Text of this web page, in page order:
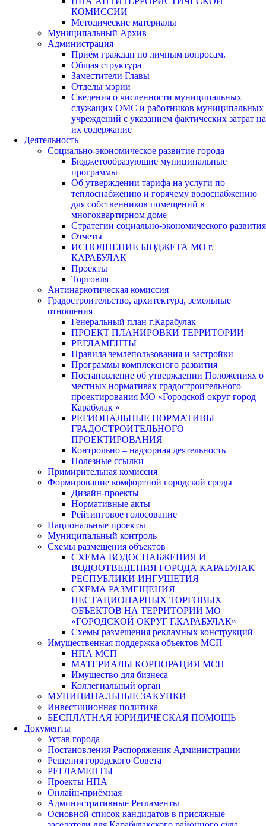
КОМИССИИ
Методические материалы
Муниципальный Архив
Администрация
Приём граждан по личным вопросам.
Общая структура
Заместители Главы
Отделы мэрии
Сведения о численности муниципальных
служащих ОМС и работников муниципальных
учреждений с указанием фактических затрат на
их содержание
Деятельность
Социально-экономическое развитие города
Бюджетообразующие муниципальные
программы
Об утверждении тарифа на услуги по
теплоснабжению и горячему водоснабжению
для собственников помещений в
многоквартирном доме
Стратегии социально-экономического развития
Отчеты
ИСПОЛНЕНИЕ БЮДЖЕТА МО г.
КАРАБУЛАК
Проекты
Торговля
Антинаркотическая комиссия
Градостроительство, архитектура, земельные
отношения
Генеральный план г.Карабулак
ПРОЕКТ ПЛАНИРОВКИ ТЕРРИТОРИИ
РЕГЛАМЕНТЫ
Правила землепользования и застройки
Программы комплексного развития
Постановление об утверждении Положениях о
местных нормативах градостроительного
проектирования МО «Городской округ город
Карабулак «
РЕГИОНАЛЬНЫЕ НОРМАТИВЫ
ГРАДОСТРОИТЕЛЬНОГО
ПРОЕКТИРОВАНИЯ
Контрольно – надзорная деятельность
Полезные ссылки
Примирительная комиссия
Формирование комфортной городской среды
Дизайн-проекты
Нормативные акты
Рейтинговое голосование
Национальные проекты
Муниципальный контроль
Схемы размещения объектов
СХЕМА ВОДОСНАБЖЕНИЯ И
ВОДООТВЕДЕНИЯ ГОРОДА КАРАБУЛАК
РЕСПУБЛИКИ ИНГУШЕТИЯ
СХЕМА РАЗМЕЩЕНИЯ
НЕСТАЦИОНАРНЫХ ТОРГОВЫХ
ОБЪЕКТОВ НА ТЕРРИТОРИИ МО
«ГОРОДСКОЙ ОКРУГ Г.КАРАБУЛАК»
Схемы размещения рекламных конструкций
Имущественная поддержка объектов МСП
НПА МСП
МАТЕРИАЛЫ КОРПОРАЦИЯ МСП
Имущество для бизнеса
Коллегиальный орган
МУНИЦИПАЛЬНЫЕ ЗАКУПКИ
Инвестиционная политика
БЕСПЛАТНАЯ ЮРИДИЧЕСКАЯ ПОМОЩЬ
Документы
Устав города
Постановления Распоряжения Администрации
Решения городского Совета
РЕГЛАМЕНТЫ
Проекты НПА
Онлайн-приёмная
Административные Регламенты
Основной список кандидатов в присяжные